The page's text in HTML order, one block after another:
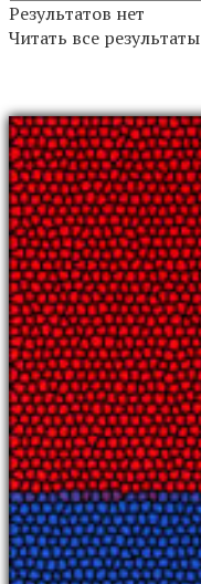
Результатов нет
Читать все результаты